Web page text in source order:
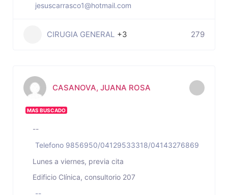
jesuscarrasco1@hotmail.com
CIRUGIA GENERAL +3 279
CASANOVA, JUANA ROSA
MAS BUSCADO
--
Telefono 9856950/04129533318/04143276869
Lunes a viernes, previa cita
Edificio Clínica, consultorio 207
--